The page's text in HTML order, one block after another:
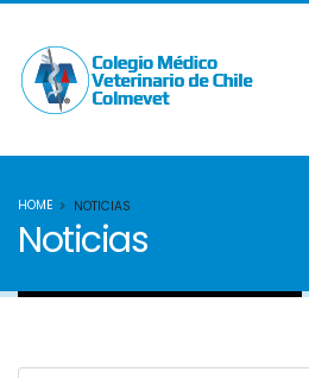
HOME NOTICIAS
Noticias